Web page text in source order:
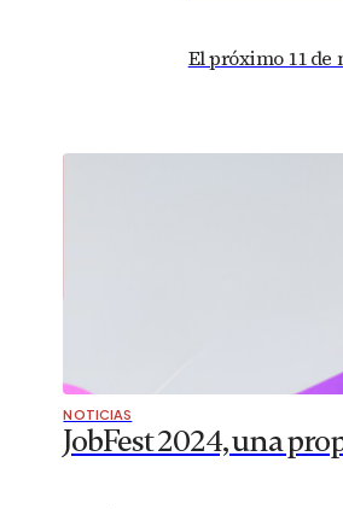
El próximo 11 de
NOTICIAS
JobFest 2024, una